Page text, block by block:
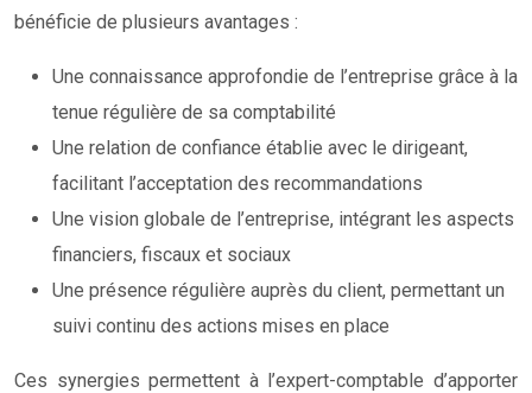
bénéficie de plusieurs avantages :
Une connaissance approfondie de l’entreprise grâce à la
tenue régulière de sa comptabilité
Une relation de confiance établie avec le dirigeant,
facilitant l’acceptation des recommandations
Une vision globale de l’entreprise, intégrant les aspects
financiers, fiscaux et sociaux
Une présence régulière auprès du client, permettant un
suivi continu des actions mises en place
Ces synergies permettent à l’expert-comptable d’apporter